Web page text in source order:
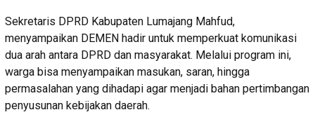
Sekretaris DPRD Kabupaten Lumajang Mahfud,
menyampaikan DEMEN hadir untuk memperkuat komunikasi
dua arah antara DPRD dan masyarakat. Melalui program ini,
warga bisa menyampaikan masukan, saran, hingga
permasalahan yang dihadapi agar menjadi bahan pertimbangan
penyusunan kebijakan daerah.